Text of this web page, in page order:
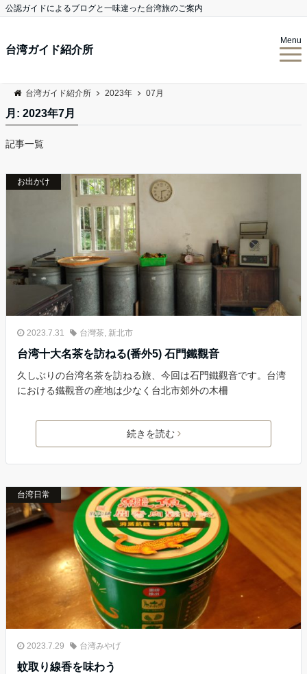
公認ガイドによるブログと一味違った台湾旅のご案内
台湾ガイド紹介所
Menu
台湾ガイド紹介所 2023年 07月
月: 2023年7月
記事一覧
お出かけ
2023.7.31 台灣茶, 新北市
台湾十大名茶を訪ねる(番外5) 石門鐵觀音
久しぶりの台湾名茶を訪ねる旅、今回は石門鐵觀音です。台湾
における鐵觀音の産地は少なく台北市郊外の木柵
続きを読む
台湾日常
2023.7.29 台湾みやげ
蚊取り線香を味わう